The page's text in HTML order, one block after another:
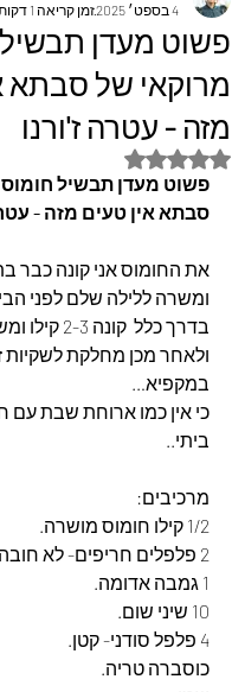
פשוט מעדן
מרוקאי של סבתא
מזה - עטרה ז'ורנו
4 בספט׳ 2025
זמן קריאה 1 דקות
דירוג של NaN מתוך 5 כוכבים
פשוט מעדן תבשיל
סבתא אין טעים מזה -
את החומוס אני קונה כבר
ומשרה ללילה שלם לפני
בדרך כלל  קונה 2-3 קילו ומשרה ביחד.
ולאחר מכן מחלקת לשקיות
במקפיא…
כי אין כמו ארוחת שבת עם
ביתי..
מרכיבים:
1/2 קילו חומוס מושרה.
2 פלפלים חריפים- לא חובה.
1 גמבה אדומה.
10 שיני שום.
4 פלפל סודני- קטן.
כוסברה טריה.